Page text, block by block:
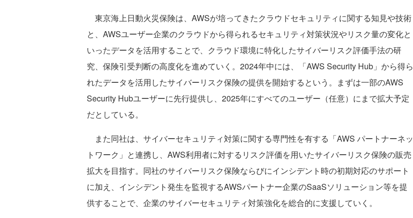
東京海上日動火災保険は、AWSが培ってきたクラウドセキュリティに関する知見や技術
と、AWSユーザー企業のクラウドから得られるセキュリティ対策状況やリスク量の変化と
いったデータを活用することで、クラウド環境に特化したサイバーリスク評価手法の研
究、保険引受判断の高度化を進めていく。2024年中には、「AWS Security Hub」から得ら
れたデータを活用したサイバーリスク保険の提供を開始するという。まずは一部のAWS
Security Hubユーザーに先行提供し、2025年にすべてのユーザー（任意）にまで拡大予定
だとしている。
また同社は、サイバーセキュリティ対策に関する専門性を有する「AWS パートナーネッ
トワーク」と連携し、AWS利用者に対するリスク評価を用いたサイバーリスク保険の販売
拡大を目指す。同社のサイバーリスク保険ならびにインシデント時の初期対応のサポート
に加え、インシデント発生を監視するAWSパートナー企業のSaaSソリューション等を提
供することで、企業のサイバーセキュリティ対策強化を総合的に支援していく。